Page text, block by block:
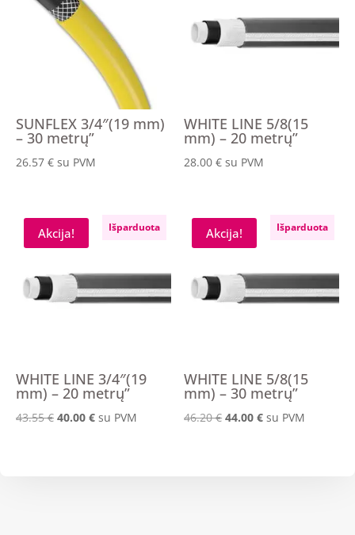
SUNFLEX 3/4″(19 mm)
– 30 metrų”
26.57 € su PVM
WHITE LINE 5/8(15
mm) – 20 metrų”
28.00€ su PVM
Akcija! Išparduota
WHITE LINE 3/4″(19
mm) – 20 metrų”
43.55€ Original
40.00 €Current
su PVM
Akcija! Išparduota
WHITE LINE 5/8(15
mm) – 30 metrų”
46.20€ Original
44.00€Current
su PVM